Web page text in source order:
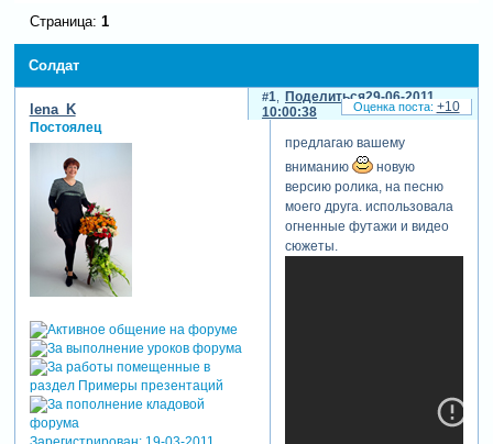
Солдат
Страница: 1
Поделиться
1
29-06-2011
10:00:38
lena_K
Постоялец
предлагаю вашему
вниманию
новую
версию ролика, на песню
моего друга. использовала
огненные футажи и видео
сюжеты.
+10